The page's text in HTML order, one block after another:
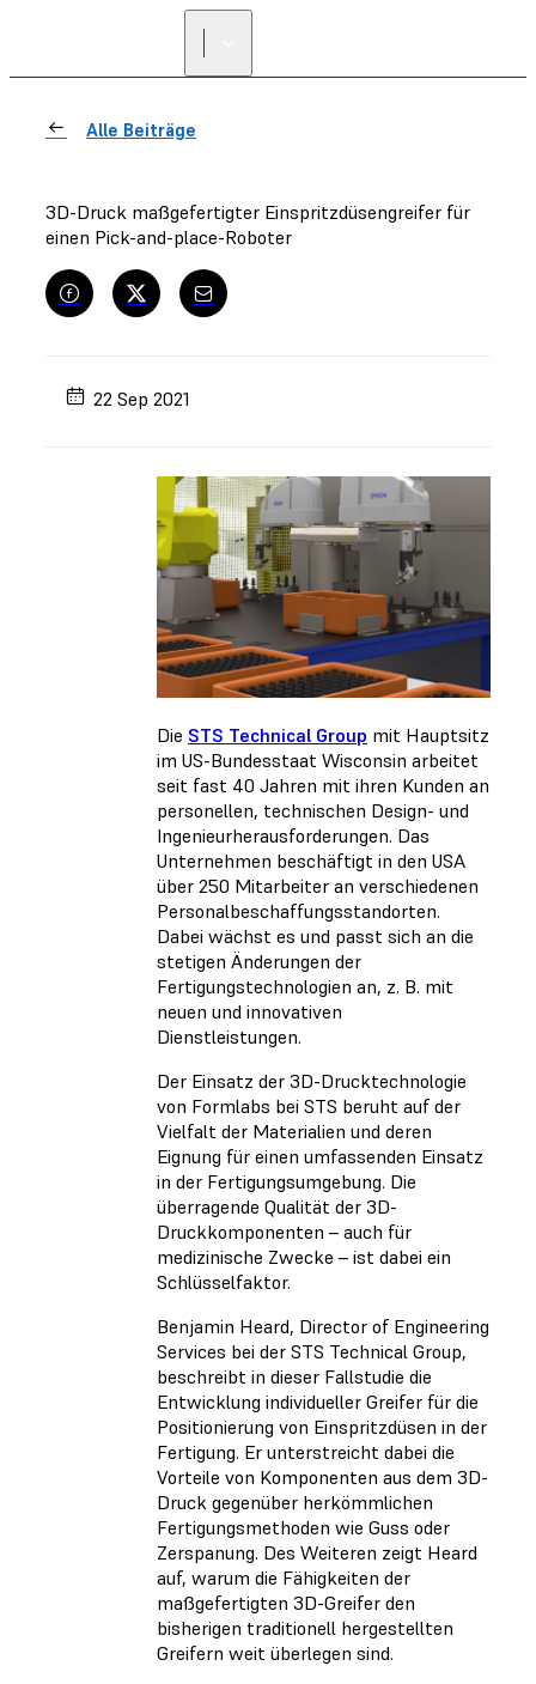
Alle Beiträge
3D-Druck maßgefertigter Einspritzdüsengreifer für
einen Pick-and-place-Roboter
22 Sep 2021
Die STS Technical Group mit Hauptsitz
im US-Bundesstaat Wisconsin arbeitet
seit fast 40 Jahren mit ihren Kunden an
personellen, technischen Design- und
Ingenieurherausforderungen. Das
Unternehmen beschäftigt in den USA
über 250 Mitarbeiter an verschiedenen
Personalbeschaffungsstandorten.
Dabei wächst es und passt sich an die
stetigen Änderungen der
Fertigungstechnologien an, z. B. mit
neuen und innovativen
Dienstleistungen.
Der Einsatz der 3D-Drucktechnologie
von Formlabs bei STS beruht auf der
Vielfalt der Materialien und deren
Eignung für einen umfassenden Einsatz
in der Fertigungsumgebung. Die
überragende Qualität der 3D-
Druckkomponenten – auch für
medizinische Zwecke – ist dabei ein
Schlüsselfaktor.
Benjamin Heard, Director of Engineering
Services bei der STS Technical Group,
beschreibt in dieser Fallstudie die
Entwicklung individueller Greifer für die
Positionierung von Einspritzdüsen in der
Fertigung. Er unterstreicht dabei die
Vorteile von Komponenten aus dem 3D-
Druck gegenüber herkömmlichen
Fertigungsmethoden wie Guss oder
Zerspanung. Des Weiteren zeigt Heard
auf, warum die Fähigkeiten der
maßgefertigten 3D-Greifer den
bisherigen traditionell hergestellten
Greifern weit überlegen sind.